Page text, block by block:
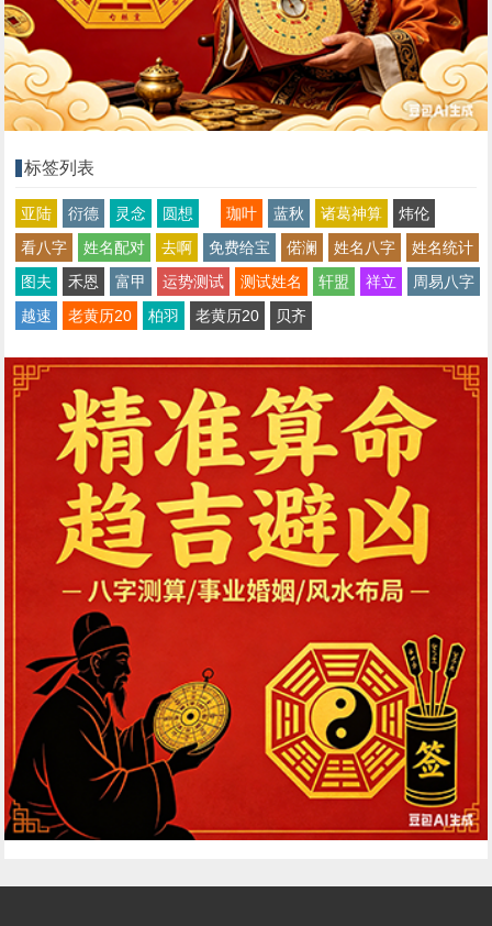
标签列表
亚陆 衍德 灵念 圆想 珈叶 蓝秋 诸葛神算
炜伦
看八字
姓名配对 去啊 免费给宝 偌澜 姓名八字
姓名统计
图夫
禾恩 富甲 运势测试 测试姓名 轩盟 祥立
周易八字
越速
老黄历20 柏羽 老黄历20 贝齐